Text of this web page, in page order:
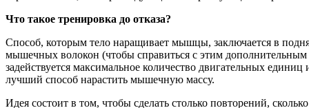
Что такое тренировка до отказа?
Способ, которым тело наращивает мышцы, заключается в
мышечных волокон (чтобы справиться с этим дополнительным
задействуется максимальное количество двигательных
лучший способ нарастить мышечную массу.
Идея состоит в том, чтобы сделать столько повторений,